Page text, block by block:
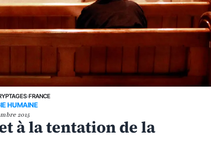
›FRANCE
HUMAINE
2015
à la tentation de la